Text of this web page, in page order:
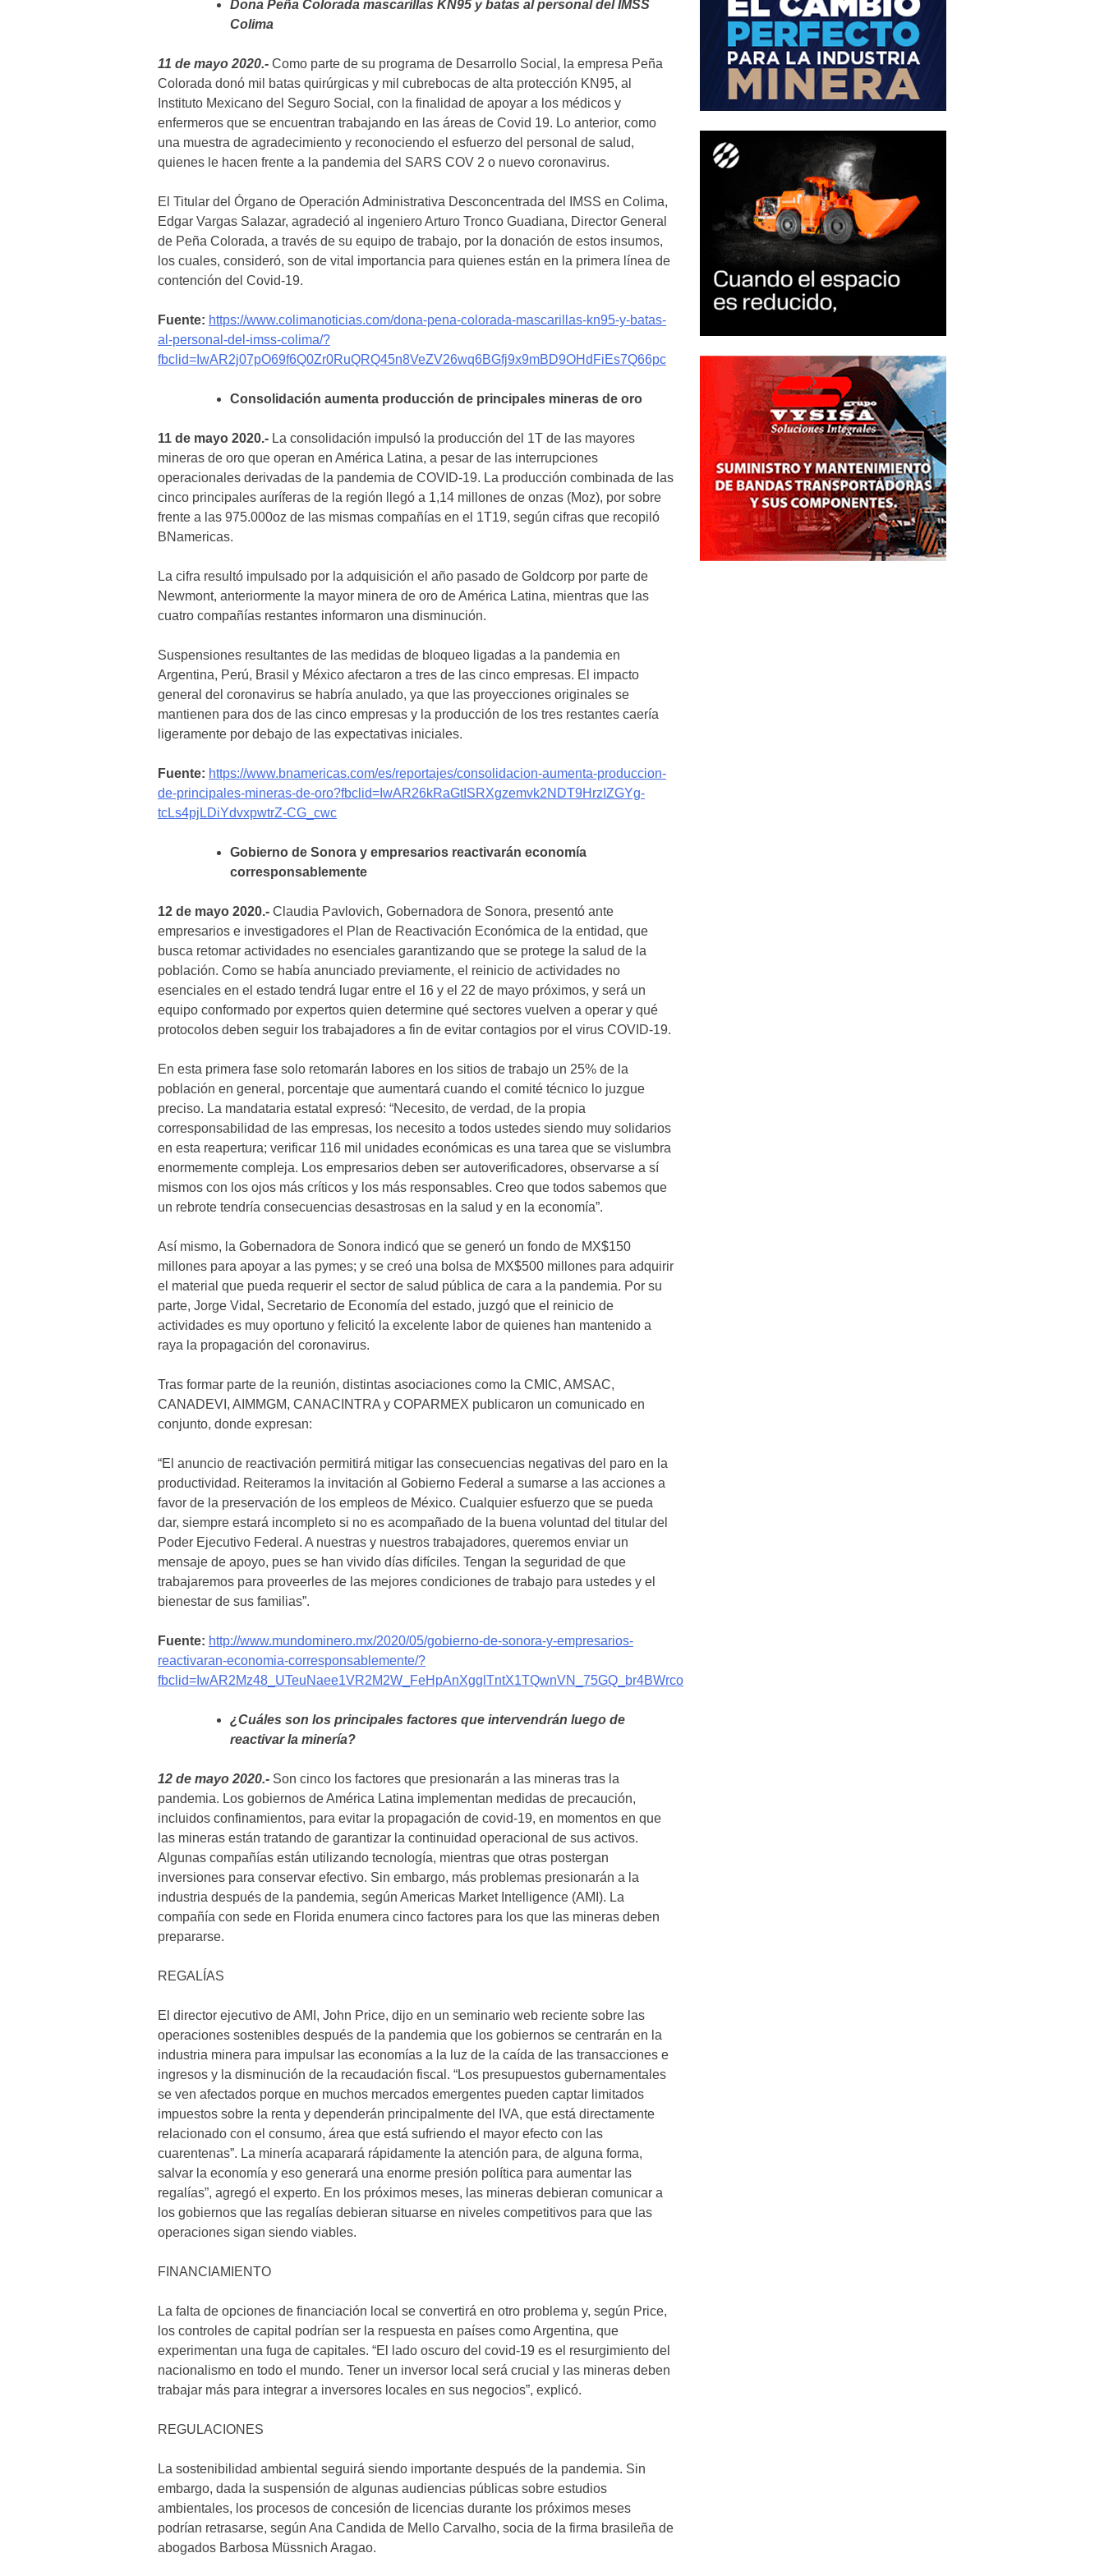
Dona Peña Colorada mascarillas KN95 y batas al personal del IMSS
Colima
11 de mayo 2020.- Como parte de su programa de Desarrollo Social, la empresa Peña
Colorada donó mil batas quirúrgicas y mil cubrebocas de alta protección KN95, al
Instituto Mexicano del Seguro Social, con la finalidad de apoyar a los médicos y
enfermeros que se encuentran trabajando en las áreas de Covid 19. Lo anterior, como
una muestra de agradecimiento y reconociendo el esfuerzo del personal de salud,
quienes le hacen frente a la pandemia del SARS COV 2 o nuevo coronavirus.
El Titular del Órgano de Operación Administrativa Desconcentrada del IMSS en Colima,
Edgar Vargas Salazar, agradeció al ingeniero Arturo Tronco Guadiana, Director General
de Peña Colorada, a través de su equipo de trabajo, por la donación de estos insumos,
los cuales, consideró, son de vital importancia para quienes están en la primera línea de
contención del Covid-19.
Fuente: https://www.colimanoticias.com/dona-pena-colorada-mascarillas-kn95-y-batas-
al-personal-del-imss-colima/?
fbclid=IwAR2j07pO69f6Q0Zr0RuQRQ45n8VeZV26wq6BGfj9x9mBD9OHdFiEs7Q66pc
Consolidación aumenta producción de principales mineras de oro
11 de mayo 2020.- La consolidación impulsó la producción del 1T de las mayores
mineras de oro que operan en América Latina, a pesar de las interrupciones
operacionales derivadas de la pandemia de COVID-19. La producción combinada de las
cinco principales auríferas de la región llegó a 1,14 millones de onzas (Moz), por sobre
frente a las 975.000oz de las mismas compañías en el 1T19, según cifras que recopiló
BNamericas.
La cifra resultó impulsado por la adquisición el año pasado de Goldcorp por parte de
Newmont, anteriormente la mayor minera de oro de América Latina, mientras que las
cuatro compañías restantes informaron una disminución.
Suspensiones resultantes de las medidas de bloqueo ligadas a la pandemia en
Argentina, Perú, Brasil y México afectaron a tres de las cinco empresas. El impacto
general del coronavirus se habría anulado, ya que las proyecciones originales se
mantienen para dos de las cinco empresas y la producción de los tres restantes caería
ligeramente por debajo de las expectativas iniciales.
Fuente: https://www.bnamericas.com/es/reportajes/consolidacion-aumenta-produccion-
de-principales-mineras-de-oro?fbclid=IwAR26kRaGtISRXgzemvk2NDT9HrzIZGYg-
tcLs4pjLDiYdvxpwtrZ-CG_cwc
Gobierno de Sonora y empresarios reactivarán economía
corresponsablemente
12 de mayo 2020.- Claudia Pavlovich, Gobernadora de Sonora, presentó ante
empresarios e investigadores el Plan de Reactivación Económica de la entidad, que
busca retomar actividades no esenciales garantizando que se protege la salud de la
población. Como se había anunciado previamente, el reinicio de actividades no
esenciales en el estado tendrá lugar entre el 16 y el 22 de mayo próximos, y será un
equipo conformado por expertos quien determine qué sectores vuelven a operar y qué
protocolos deben seguir los trabajadores a fin de evitar contagios por el virus COVID-19.
En esta primera fase solo retomarán labores en los sitios de trabajo un 25% de la
población en general, porcentaje que aumentará cuando el comité técnico lo juzgue
preciso. La mandataria estatal expresó: “Necesito, de verdad, de la propia
corresponsabilidad de las empresas, los necesito a todos ustedes siendo muy solidarios
en esta reapertura; verificar 116 mil unidades económicas es una tarea que se vislumbra
enormemente compleja. Los empresarios deben ser autoverificadores, observarse a sí
mismos con los ojos más críticos y los más responsables. Creo que todos sabemos que
un rebrote tendría consecuencias desastrosas en la salud y en la economía”.
Así mismo, la Gobernadora de Sonora indicó que se generó un fondo de MX$150
millones para apoyar a las pymes; y se creó una bolsa de MX$500 millones para adquirir
el material que pueda requerir el sector de salud pública de cara a la pandemia. Por su
parte, Jorge Vidal, Secretario de Economía del estado, juzgó que el reinicio de
actividades es muy oportuno y felicitó la excelente labor de quienes han mantenido a
raya la propagación del coronavirus.
Tras formar parte de la reunión, distintas asociaciones como la CMIC, AMSAC,
CANADEVI, AIMMGM, CANACINTRA y COPARMEX publicaron un comunicado en
conjunto, donde expresan:
“El anuncio de reactivación permitirá mitigar las consecuencias negativas del paro en la
productividad. Reiteramos la invitación al Gobierno Federal a sumarse a las acciones a
favor de la preservación de los empleos de México. Cualquier esfuerzo que se pueda
dar, siempre estará incompleto si no es acompañado de la buena voluntad del titular del
Poder Ejecutivo Federal. A nuestras y nuestros trabajadores, queremos enviar un
mensaje de apoyo, pues se han vivido días difíciles. Tengan la seguridad de que
trabajaremos para proveerles de las mejores condiciones de trabajo para ustedes y el
bienestar de sus familias”.
Fuente: http://www.mundominero.mx/2020/05/gobierno-de-sonora-y-empresarios-
reactivaran-economia-corresponsablemente/?
fbclid=IwAR2Mz48_UTeuNaee1VR2M2W_FeHpAnXgglTntX1TQwnVN_75GQ_br4BWrco
¿Cuáles son los principales factores que intervendrán luego de
reactivar la minería?
12 de mayo 2020.- Son cinco los factores que presionarán a las mineras tras la
pandemia. Los gobiernos de América Latina implementan medidas de precaución,
incluidos confinamientos, para evitar la propagación de covid-19, en momentos en que
las mineras están tratando de garantizar la continuidad operacional de sus activos.
Algunas compañías están utilizando tecnología, mientras que otras postergan
inversiones para conservar efectivo. Sin embargo, más problemas presionarán a la
industria después de la pandemia, según Americas Market Intelligence (AMI). La
compañía con sede en Florida enumera cinco factores para los que las mineras deben
prepararse.
REGALÍAS
El director ejecutivo de AMI, John Price, dijo en un seminario web reciente sobre las
operaciones sostenibles después de la pandemia que los gobiernos se centrarán en la
industria minera para impulsar las economías a la luz de la caída de las transacciones e
ingresos y la disminución de la recaudación fiscal. “Los presupuestos gubernamentales
se ven afectados porque en muchos mercados emergentes pueden captar limitados
impuestos sobre la renta y dependerán principalmente del IVA, que está directamente
relacionado con el consumo, área que está sufriendo el mayor efecto con las
cuarentenas”. La minería acaparará rápidamente la atención para, de alguna forma,
salvar la economía y eso generará una enorme presión política para aumentar las
regalías”, agregó el experto. En los próximos meses, las mineras debieran comunicar a
los gobiernos que las regalías debieran situarse en niveles competitivos para que las
operaciones sigan siendo viables.
FINANCIAMIENTO
La falta de opciones de financiación local se convertirá en otro problema y, según Price,
los controles de capital podrían ser la respuesta en países como Argentina, que
experimentan una fuga de capitales. “El lado oscuro del covid-19 es el resurgimiento del
nacionalismo en todo el mundo. Tener un inversor local será crucial y las mineras deben
trabajar más para integrar a inversores locales en sus negocios”, explicó.
REGULACIONES
La sostenibilidad ambiental seguirá siendo importante después de la pandemia. Sin
embargo, dada la suspensión de algunas audiencias públicas sobre estudios
ambientales, los procesos de concesión de licencias durante los próximos meses
podrían retrasarse, según Ana Candida de Mello Carvalho, socia de la firma brasileña de
abogados Barbosa Müssnich Aragao.